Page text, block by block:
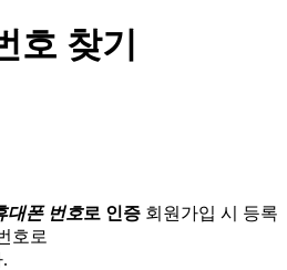
호 찾기
대폰 번호로 인증 회원가입 시 등록
호로